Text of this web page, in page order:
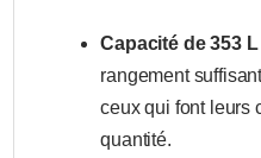
Capacité de 353 L
rangement
ceux qui font leurs
quantité.